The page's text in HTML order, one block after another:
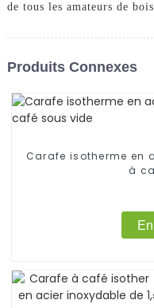
de tous les amateurs de
Produits Connexes
Carafe isotherme en
à